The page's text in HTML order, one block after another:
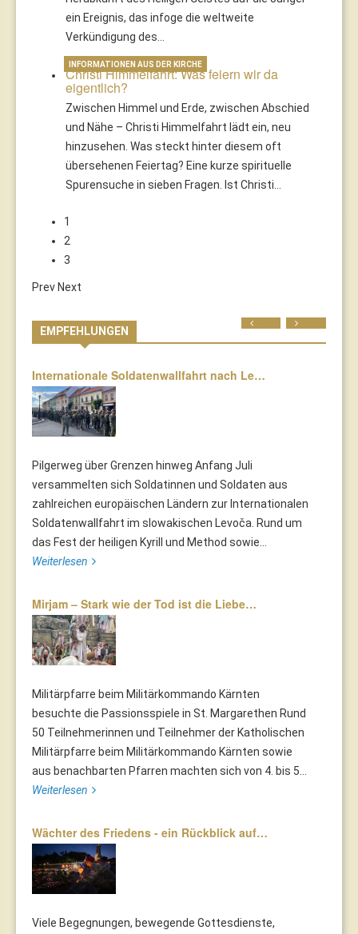
ein Ereignis, das infoge die weltweite
Verkündigung des…
Christi Himmelfahrt: Was feiern wir da
eigentlich?
Zwischen Himmel und Erde, zwischen Abschied
und Nähe – Christi Himmelfahrt lädt ein, neu
hinzusehen. Was steckt hinter diesem oft
übersehenen Feiertag? Eine kurze spirituelle
Spurensuche in sieben Fragen. Ist Christi…
INFORMATIONEN AUS DER KIRCHE
1
2
3
PrevNext
EMPFEHLUNGEN
Internationale Soldatenwallfahrt nach Le…
Pilgerweg über Grenzen hinweg Anfang Juli
versammelten sich Soldatinnen und Soldaten aus
zahlreichen europäischen Ländern zur Internationalen
Soldatenwallfahrt im slowakischen Levoča. Rund um
das Fest der heiligen Kyrill und Method sowie...
Weiterlesen
Mirjam – Stark wie der Tod ist die Liebe…
Militärpfarre beim Militärkommando Kärnten
besuchte die Passionsspiele in St. Margarethen Rund
50 Teilnehmerinnen und Teilnehmer der Katholischen
Militärpfarre beim Militärkommando Kärnten sowie
aus benachbarten Pfarren machten sich von 4. bis 5...
Weiterlesen
Wächter des Friedens - ein Rückblick auf…
Viele Begegnungen, bewegende Gottesdienste,